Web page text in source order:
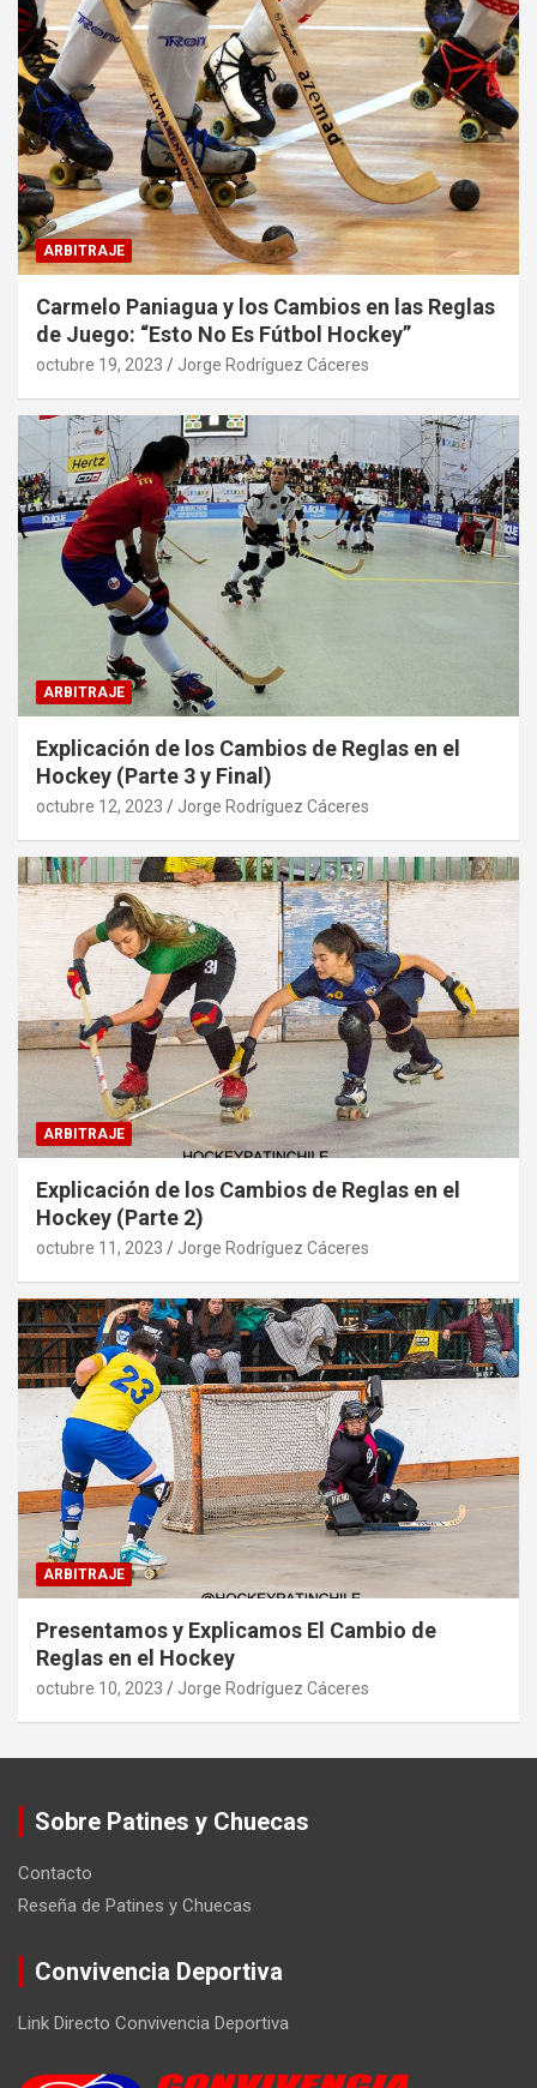
ARBITRAJE
Carmelo Paniagua y los Cambios en las Reglas
de Juego: “Esto No Es Fútbol Hockey”
octubre 19, 2023 Jorge Rodríguez Cáceres
ARBITRAJE
Explicación de los Cambios de Reglas en el
Hockey (Parte 3 y Final)
octubre 12, 2023 Jorge Rodríguez Cáceres
ARBITRAJE
Explicación de los Cambios de Reglas en el
Hockey (Parte 2)
octubre 11, 2023 Jorge Rodríguez Cáceres
ARBITRAJE
Presentamos y Explicamos El Cambio de
Reglas en el Hockey
octubre 10, 2023 Jorge Rodríguez Cáceres
Sobre Patines y Chuecas
Contacto
Reseña de Patines y Chuecas
Convivencia Deportiva
Link Directo Convivencia Deportiva